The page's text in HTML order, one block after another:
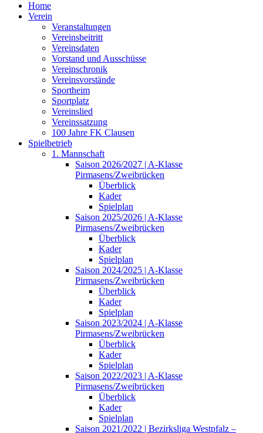
Home
Verein
Veranstaltungen
Vereinsbeitritt
Vereinsdaten
Vorstand und Ausschüsse
Vereinschronik
Vereinsvorstände
Sportheim
Sportplatz
Vereinslied
Vereinssatzung
100 Jahre FK Clausen
Spielbetrieb
1. Mannschaft
Saison 2026/2027 | A-Klasse
Pirmasens/Zweibrücken
Überblick
Kader
Spielplan
Saison 2025/2026 | A-Klasse
Pirmasens/Zweibrücken
Überblick
Kader
Spielplan
Saison 2024/2025 | A-Klasse
Pirmasens/Zweibrücken
Überblick
Kader
Spielplan
Saison 2023/2024 | A-Klasse
Pirmasens/Zweibrücken
Überblick
Kader
Spielplan
Saison 2022/2023 | A-Klasse
Pirmasens/Zweibrücken
Überblick
Kader
Spielplan
Saison 2021/2022 | Bezirksliga Westpfalz –